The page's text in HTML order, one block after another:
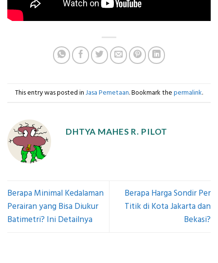
This entry was posted in Jasa Pemetaan. Bookmark the permalink.
DHTYA MAHES R. PILOT
Berapa Minimal Kedalaman
Perairan yang Bisa Diukur
Batimetri? Ini Detailnya
Berapa Harga Sondir Per
Titik di Kota Jakarta dan
Bekasi?